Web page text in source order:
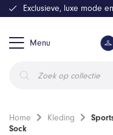
Menu
zoeken
Exclusieve, luxe mode
Home Kleding
Sock